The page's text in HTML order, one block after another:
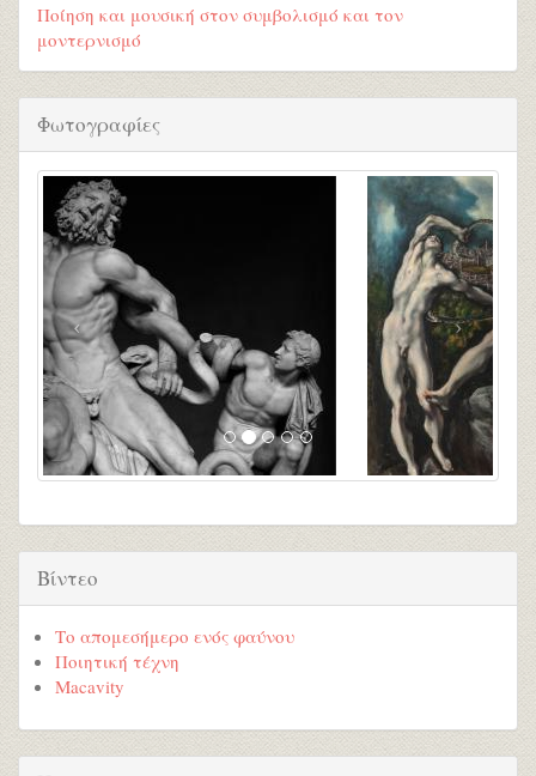
Ποίηση και μουσική στον συμβολισμό και τον
μοντερνισμό
Φωτογραφίες
Βίντεο
Το απομεσήμερο ενός φαύνου
Ποιητική τέχνη
Macavity